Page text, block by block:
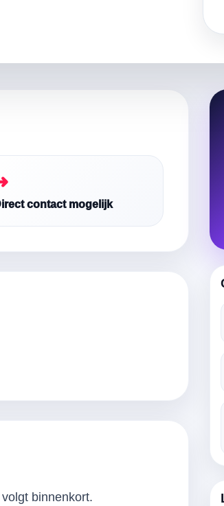
contact mogelijk
binnenkort.